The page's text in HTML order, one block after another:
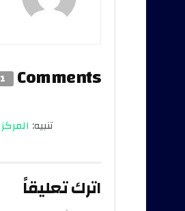
Comments
1
تنبيه:
اترك تعليقاً